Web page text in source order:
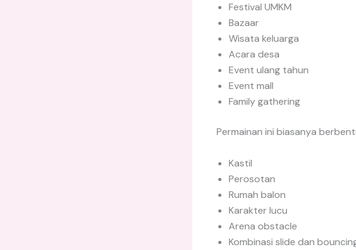
Festival UMKM
Bazaar
Wisata keluarga
Acara desa
Event ulang tahun
Event mall
Family gathering
Permainan ini biasanya
Kastil
Perosotan
Rumah balon
Karakter lucu
Arena obstacle
Kombinasi slide dan